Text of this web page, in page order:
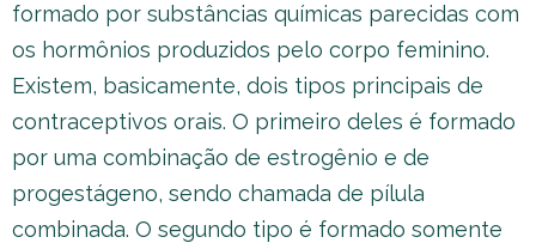
formado por substâncias químicas parecidas com
os hormônios produzidos pelo corpo feminino.
Existem, basicamente, dois tipos principais de
contraceptivos orais. O primeiro deles é formado
por uma combinação de estrogênio e de
progestágeno, sendo chamada de pílula
combinada. O segundo tipo é formado somente